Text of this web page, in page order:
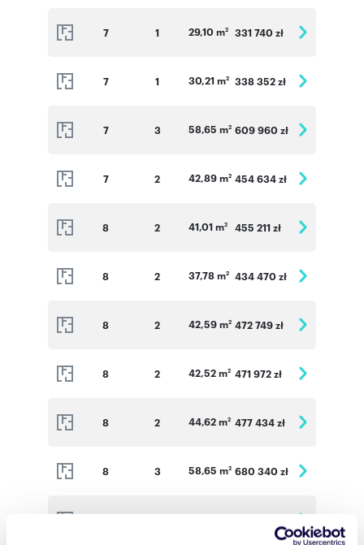
7 1 29,10 m2 331 740 zł
7 1 30,21 m2 338 352 zł
7 3 58,65 m2 609 960 zł
7 2 42,89 m2 454 634 zł
8 2 41,01 m2 455 211 zł
8 2 37,78 m2 434 470 zł
8 2 42,59 m2 472 749 zł
8 2 42,52 m2 471 972 zł
8 2 44,62 m2 477 434 zł
8 3 58,65 m2 680 340 zł